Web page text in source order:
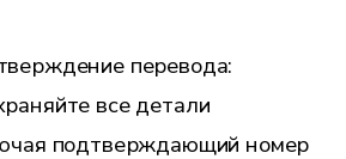
перевода:
все детали
подтверждающий номер